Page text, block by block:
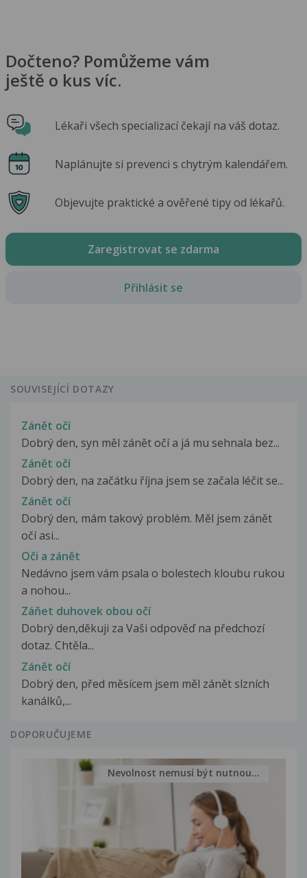
Dočteno? Pomůžeme vám
ještě o kus víc.
Lékaři všech specializací čekají na váš dotaz.
Naplánujte si prevenci s chytrým kalendářem.
Objevujte praktické a ověřené tipy od lékařů.
Zaregistrovat se zdarma
Přihlásit se
SOUVISEJÍCÍ DOTAZY
Zánět očí
Dobrý den, syn měl zánět očí a já mu sehnala bez...
Zánět očí
Dobrý den, na začátku října jsem se začala léčit se...
Zánět očí
Dobrý den, mám takový problém. Měl jsem zánět
očí asi...
Oči a zánět
Nedávno jsem vám psala o bolestech kloubu rukou
a nohou...
Záňet duhovek obou očí
Dobrý den,děkuji za Vaši odpověď na předchozí
dotaz. Chtěla...
Zánět očí
Dobrý den, před měsícem jsem měl zánět slzních
kanálků,...
DOPORUČUJEME
Nevolnost nemusí být nutnou...